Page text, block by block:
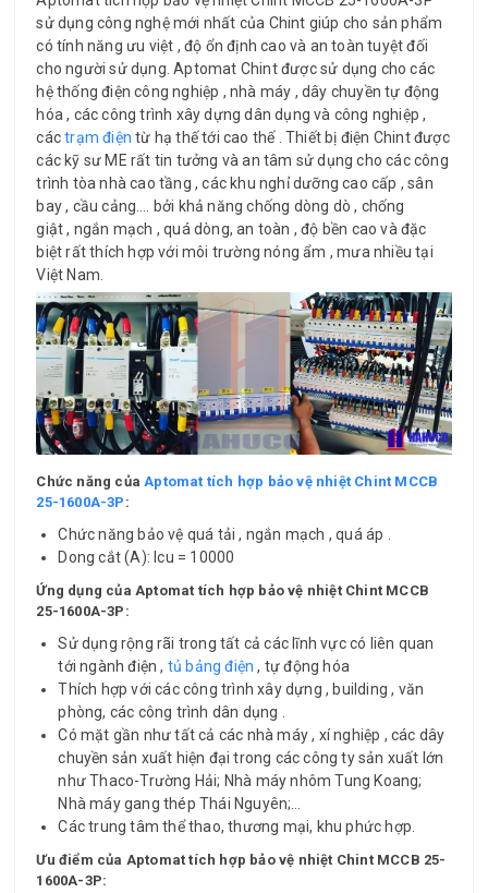
sử dụng công nghệ mới nhất của Chint giúp cho sản phẩm
có tính năng ưu việt , độ ổn định cao và an toàn tuyệt đối
cho người sử dụng. Aptomat Chint được sử dụng cho các
hệ thống điện công nghiệp , nhà máy , dây chuyền tự động
hóa , các công trình xây dựng dân dụng và công nghiệp ,
cáctrạm điện từ hạ thế tới cao thế . Thiết bị điện Chint được
các kỹ sư ME rất tin tưởng và an tâm sử dụng cho các công
trình tòa nhà cao tầng , các khu nghỉ dưỡng cao cấp , sân
bay , cầu cảng…. bởi khả năng chống dòng dò , chống
giật , ngắn mạch , quá dòng, an toàn , độ bền cao và đặc
biệt rất thích hợp với môi trường nóng ẩm , mưa nhiều tại
Việt Nam.
Chức năng của Aptomat tích hợp bảo vệ nhiệt Chint MCCB
25-1600A-3P :
Chức năng bảo vệ quá tải , ngắn mạch , quá áp .
Dong cắt (A): Icu = 10000
Ứng dụng của Aptomat tích hợp bảo vệ nhiệt Chint MCCB
25-1600A-3P:
Sử dụng rộng rãi trong tất cả các lĩnh vực có liên quan
tới ngành điện , tủ bảng điện , tự động hóa
Thích hợp với các công trình xây dựng , building , văn
phòng, các công trình dân dụng .
Có mặt gần như tất cả các nhà máy , xí nghiệp , các dây
chuyền sản xuất hiện đại trong các công ty sản xuất lớn
như Thaco-Trường Hải; Nhà máy nhôm Tung Koang;
Nhà máy gang thép Thái Nguyên;…
Các trung tâm thể thao, thương mại, khu phức hợp.
Ưu điểm của Aptomat tích hợp bảo vệ nhiệt Chint MCCB 25-
1600A-3P: